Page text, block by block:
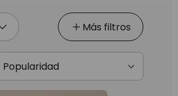
Más filtros